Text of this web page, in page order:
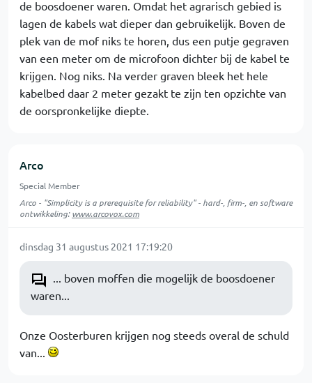
de boosdoener waren. Omdat het agrarisch gebied is
lagen de kabels wat dieper dan gebruikelijk. Boven de
plek van de mof niks te horen, dus een putje gegraven
van een meter om de microfoon dichter bij de kabel te
krijgen. Nog niks. Na verder graven bleek het hele
kabelbed daar 2 meter gezakt te zijn ten opzichte van
de oorspronkelijke diepte.
Arco
Special Member
Arco - "Simplicity is a prerequisite for reliability" - hard-, firm-, en software
ontwikkeling:www.arcovox.com
dinsdag 31 augustus 2021 17:19:20
... boven moffen die mogelijk de boosdoener
waren...
Onze Oosterburen krijgen nog steeds overal de schuld
van...